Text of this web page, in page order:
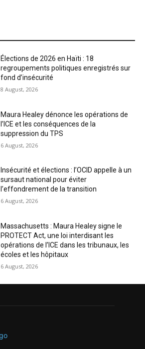
Élections de 2026 en Haïti : 18
regroupements politiques enregistrés sur
fond d’insécurité
8 August, 2026
Maura Healey dénonce les opérations de
l’ICE et les conséquences de la
suppression du TPS
6 August, 2026
Insécurité et élections : l’OCID appelle à un
sursaut national pour éviter
l’effondrement de la transition
6 August, 2026
Massachusetts : Maura Healey signe le
PROTECT Act, une loi interdisant les
opérations de l’ICE dans les tribunaux, les
écoles et les hôpitaux
6 August, 2026